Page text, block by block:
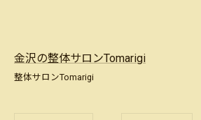
金沢の整体サロンTomarigi
整体サロンTomarigi